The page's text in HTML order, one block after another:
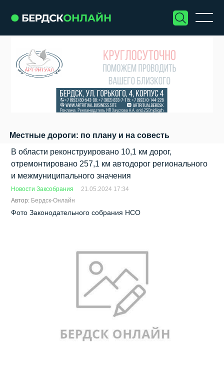
Местные дороги: по плану и на совесть
В области реконструировано 10,1 км дорог,
отремонтировано 257,1 км автодорог регионального
и межмуниципального значения
Новости Заксобрания
21.05.2024 17:34
Автор: Бердск-Онлайн
Фото Законодательного собрания НСО